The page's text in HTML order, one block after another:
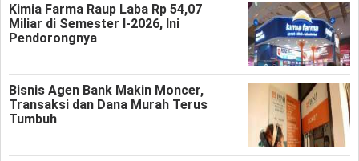
Kimia Farma Raup Laba Rp 54,07
Miliar di Semester I-2026, Ini
Pendorongnya
Bisnis Agen Bank Makin Moncer,
Transaksi dan Dana Murah Terus
Tumbuh